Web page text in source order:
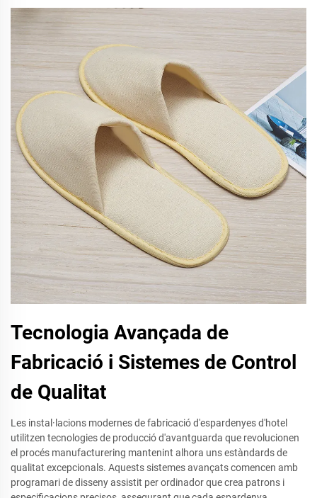
Tecnologia Avançada de
Fabricació i Sistemes de Control
de Qualitat
Les instal·lacions modernes de fabricació d'espardenyes d'hotel
utilitzen tecnologies de producció d'avantguarda que revolucionen
el procés manufacturering mantenint alhora uns estàndards de
qualitat excepcionals. Aquests sistemes avançats comencen amb
programari de disseny assistit per ordinador que crea patrons i